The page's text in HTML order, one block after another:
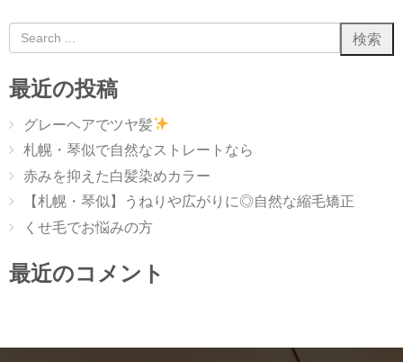
最近の投稿
グレーヘアでツヤ髪
札幌・琴似で自然なストレートなら
赤みを抑えた白髪染めカラー
【札幌・琴似】うねりや広がりに◎自然な縮毛矯正
くせ毛でお悩みの方
最近のコメント